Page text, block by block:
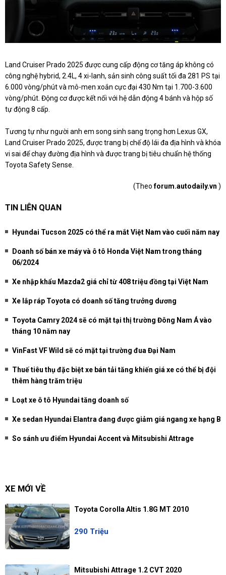
Land Cruiser Prado 2025 được cung cấp động cơ tăng áp không có
công nghệ hybrid, 2.4L, 4 xi-lanh, sản sinh công suất tối đa 281 PS tại
6.000 vòng/phút và mô-men xoắn cực đại 430 Nm tại 1.700-3.600
vòng/phút. Động cơ được kết nối với hệ dẫn động 4 bánh và hộp số
tự động 8 cấp.
Tương tự như người anh em song sinh sang trọng hơn Lexus GX,
Land Cruiser Prado 2025, được trang bị chế độ lái đa địa hình và khóa
vi sai để chạy đường địa hình và được trang bị tiêu chuẩn hệ thống
Toyota Safety Sense.
(Theoforum.autodaily.vn )
TIN LIÊN QUAN
Hyundai Tucson 2025 có thể ra mắt Việt Nam vào cuối năm nay
Doanh số bán xe máy và ô tô Honda Việt Nam trong tháng
06/2024
Xe nhập khẩu Mazda2 giá chỉ từ 408 triệu đồng tại Việt Nam
Xe lắp ráp Toyota có doanh số tăng trưởng dương
Toyota Camry 2024 sẽ có mặt tại thị trường Đông Nam Á vào
tháng 10 năm nay
VinFast VF Wild sẽ có mặt tại trường đua Đại Nam
Thuế tiêu thụ đặc biệt xe bán tải tăng khiến giá xe có thể bị đội
thêm hàng trăm triệu
Loạt xe ô tô Hyundai tăng doanh số
Xe sedan Hyundai Elantra đang được giảm giá ngang xe hạng B
So sánh ưu điểm Hyundai Accent và Mitsubishi Attrage
XE MỚI VỀ
Toyota Corolla Altis 1.8G MT 2010
290 Triệu
Mitsubishi Attrage 1.2 CVT 2020